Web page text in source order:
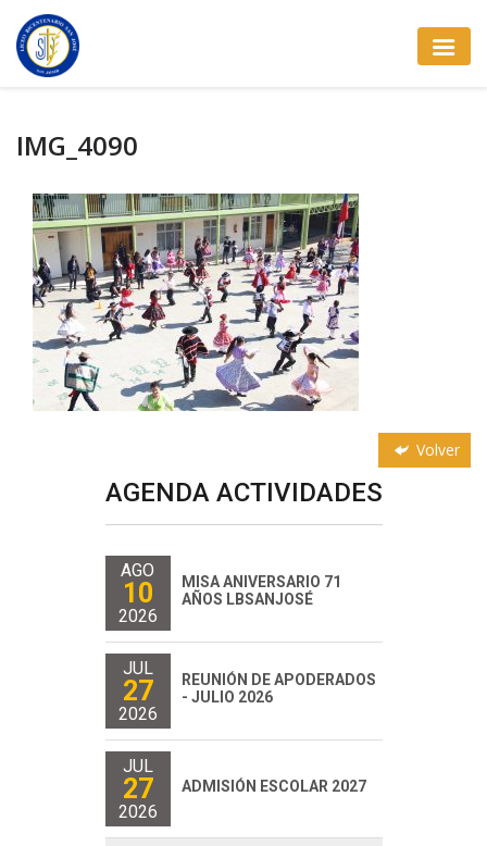
IMG_4090
Volver
AGENDA ACTIVIDADES
AGO
10
2026
MISA ANIVERSARIO 71
AÑOS LBSANJOSÉ
JUL
27
2026
REUNIÓN DE APODERADOS
- JULIO 2026
JUL
27
2026
ADMISIÓN ESCOLAR 2027